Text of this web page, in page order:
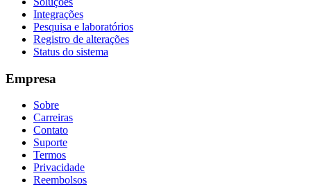
Integrações
Pesquisa e laboratórios
Registro de alterações
Status do sistema
Empresa
Sobre
Carreiras
Contato
Suporte
Termos
Privacidade
Reembolsos